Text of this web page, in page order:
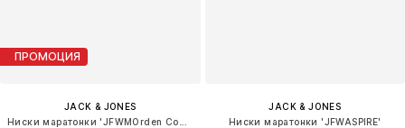
ПРОМОЦИЯ
JACK & JONES
JACK & JONES
Ниски маратонки 'JFWASPIRE'